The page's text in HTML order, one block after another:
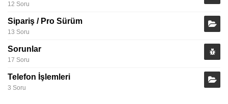
12 Soru
Sipariş / Pro Sürüm
13 Soru
Sorunlar
17 Soru
Telefon İşlemleri
3 Soru